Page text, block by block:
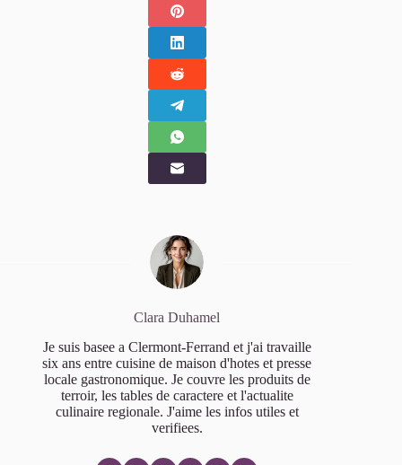
Clara Duhamel
Je suis basee a Clermont-Ferrand et j'ai travaille
six ans entre cuisine de maison d'hotes et presse
locale gastronomique. Je couvre les produits de
terroir, les tables de caractere et l'actualite
culinaire regionale. J'aime les infos utiles et
verifiees.